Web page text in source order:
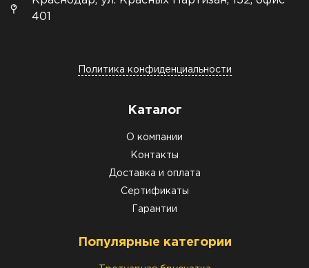
401
Политика конфиденциальности
Каталог
О компании
Контакты
Доставка и оплата
Сертификаты
Гарантии
Популярные категории